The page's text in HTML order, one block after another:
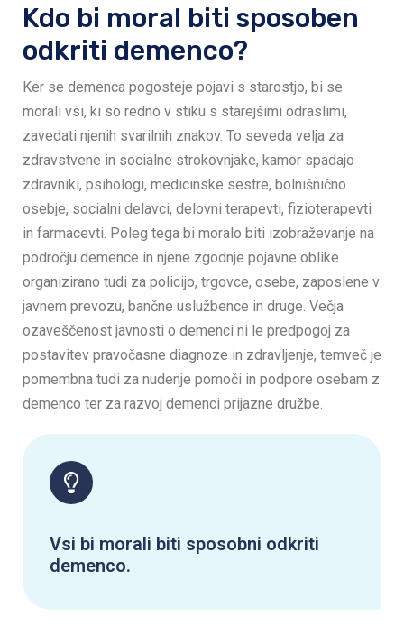
Kdo bi moral biti sposoben
odkriti demenco?
Ker se demenca pogosteje pojavi s starostjo, bi se
morali vsi, ki so redno v stiku s starejšimi odraslimi,
zavedati njenih svarilnih znakov. To seveda velja za
zdravstvene in socialne strokovnjake, kamor spadajo
zdravniki, psihologi, medicinske sestre, bolnišnično
osebje, socialni delavci, delovni terapevti, fizioterapevti
in farmacevti. Poleg tega bi moralo biti izobraževanje na
področju demence in njene zgodnje pojavne oblike
organizirano tudi za policijo, trgovce, osebe, zaposlene v
javnem prevozu, bančne uslužbence in druge. Večja
ozaveščenost javnosti o demenci ni le predpogoj za
postavitev pravočasne diagnoze in zdravljenje, temveč je
pomembna tudi za nudenje pomoči in podpore osebam z
demenco ter za razvoj demenci prijazne družbe.
Vsi bi morali biti sposobni odkriti
demenco.